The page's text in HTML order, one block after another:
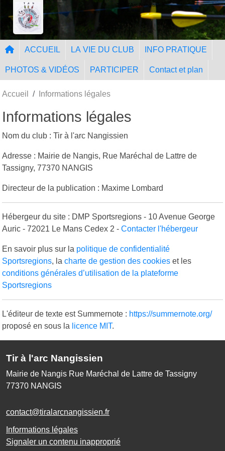
Tir à l'Arc Nangissien
ACCUEIL LA VIE DU CLUB INFO PRATIQUE
PHOTOS & VIDÉOS PARTICIPER Contact et plan
Accueil Informations légales
Informations légales
Nom du club : Tir à l'arc Nangissien
Adresse : Mairie de Nangis, Rue Maréchal de Lattre de
Tassigny, 77370 NANGIS
Directeur de la publication : Maxime Lombard
Hébergeur du site : DMP Sportsregions - 10 Avenue George
Auric - 72021 Le Mans Cedex 2 - Contacter l'hébergeur
En savoir plus sur la politique de confidentialité
Sportsregions, la charte de gestion des cookies et les
conditions générales d’utilisation de la plateforme
Sportsregions
L'éditeur de texte est Summernote : https://summernote.org/
proposé en sous la licence MIT.
Tir à l'arc Nangissien
Mairie de Nangis Rue Maréchal de Lattre de Tassigny
77370 NANGIS
contact@tiralarcnangissien.fr
Informations légales
Signaler un contenu inapproprié
Panneau de gestion des cookies